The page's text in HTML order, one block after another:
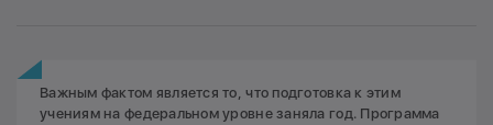
Важным фактом является то, что подготовка к этим
учениям на федеральном уровне заняла год. Программа